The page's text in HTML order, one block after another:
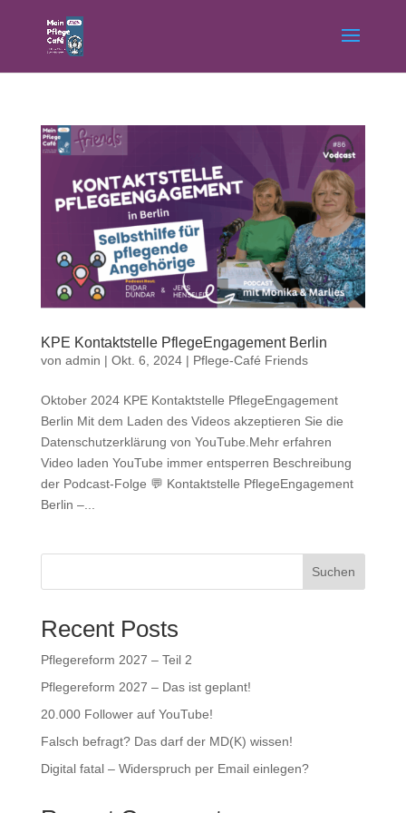
KPE Kontaktstelle PflegeEngagement Berlin
von admin | Okt. 6, 2024| Pflege-Café Friends
Oktober 2024 KPE Kontaktstelle PflegeEngagement
Berlin Mit dem Laden des Videos akzeptieren Sie die
Datenschutzerklärung von YouTube.Mehr erfahren
Video laden YouTube immer entsperren Beschreibung
der Podcast-Folge 💬 Kontaktstelle PflegeEngagement
Berlin –...
Suchen
Recent Posts
Pflegereform 2027 – Teil 2
Pflegereform 2027 – Das ist geplant!
20.000 Follower auf YouTube!
Falsch befragt? Das darf der MD(K) wissen!
Digital fatal – Widerspruch per Email einlegen?